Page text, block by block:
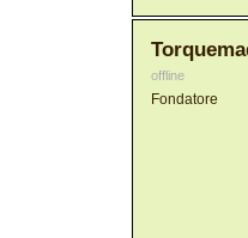
offline
Fondatore